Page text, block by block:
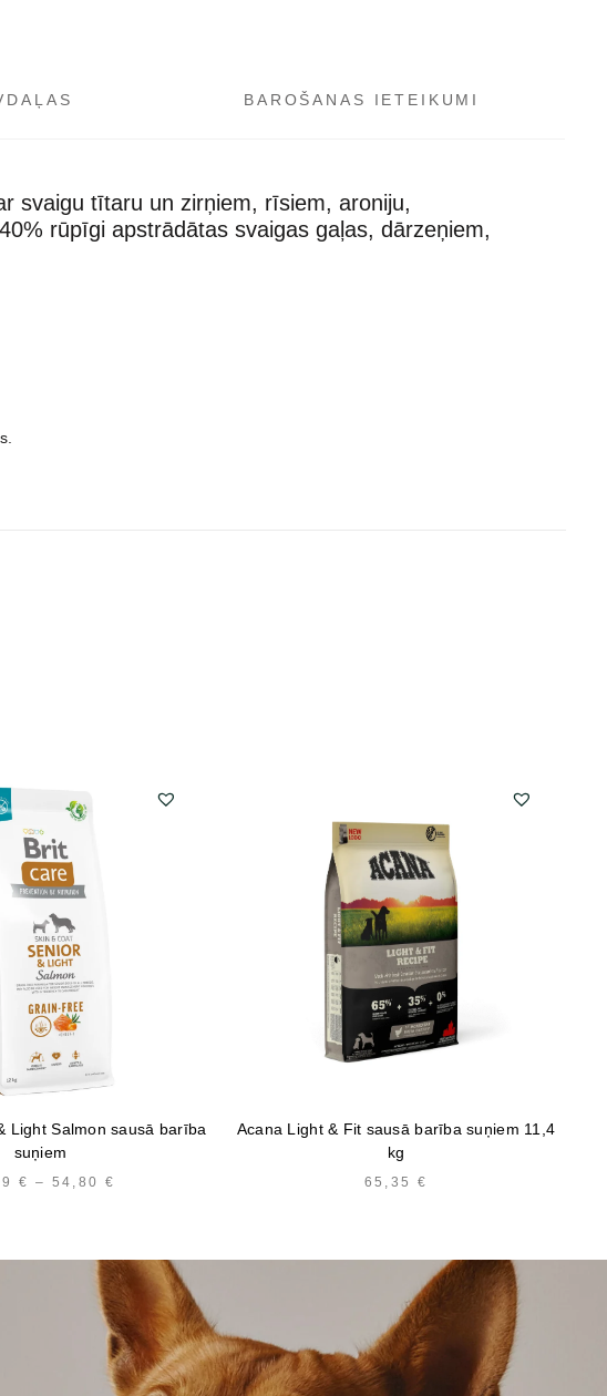
BAROŠANAS IETEIKUMI
svaigu tītaru un zirņiem, rīsiem, aroniju,
rūpīgi apstrādātas svaigas gaļas, dārzeņiem,
Light Salmon sausā barība
suņiem
€ – 54,80€
54,80 €
Acana Light & Fit sausā barība suņiem 11,4
kg
65,35 €